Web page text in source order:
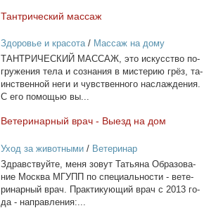
Тан­три­че­ский мас­саж
Здоровье и красота/ Массаж на дому
ТАНТРИЧЕСКИЙ МАССАЖ, это ис­кус­ство по­
гру­же­ния те­ла и со­зна­ния в ми­сте­рию грёз, та­
ин­ствен­ной неги и чув­ствен­но­го на­сла­жде­ния.
С его по­мо­щью вы...
Ве­те­ри­нар­ный врач - Вы­езд на дом
Уход за животными/ Ветеринар
Здрав­ствуй­те, ме­ня зо­вут Та­тья­на Об­ра­зо­ва­
ние Москва МГУПП по спе­ци­аль­но­сти - ве­те­
ри­нар­ный врач. Прак­ти­ку­ю­щий врач с 2013 го­
да - на­прав­ле­ния:...